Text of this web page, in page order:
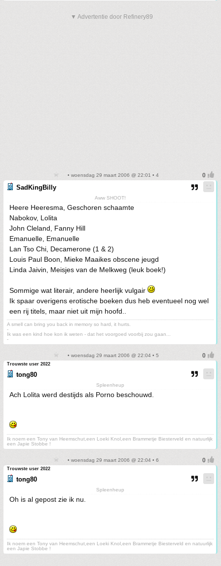
▼ Advertentie door Refinery89
• woensdag 29 maart 2006 @ 22:01 • 4
SadKingBilly
Aww SHOOT!
Heere Heeresma, Geschoren schaamte
Nabokov, Lolita
John Cleland, Fanny Hill
Emanuelle, Emanuelle
Lan Tso Chi, Decamerone (1 & 2)
Louis Paul Boon, Mieke Maaikes obscene jeugd
Linda Jaivin, Meisjes van de Melkweg (leuk boek!)
Sommige wat literair, andere heerlijk vulgair
Ik spaar overigens erotische boeken dus heb eventueel nog wel
een rij titels, maar niet uit mijn hoofd..
A smell can bring you back in memory so hard, it hurts.
-
Ik was een kind hoe kon ik weten - dat het voorgoed voorbij zou gaan...
-
• woensdag 29 maart 2006 @ 22:04 • 5
Trouwste user 2022
tong80
Spleenheup
Ach Lolita werd destijds als Porno beschouwd.
Ik noem een Tony van Heemschut,een Loeki Knol,een Brammetje Biesterveld en natuurlijk
een Japie Stobbe !
• woensdag 29 maart 2006 @ 22:04 • 6
Trouwste user 2022
tong80
Spleenheup
Oh is al gepost zie ik nu.
Ik noem een Tony van Heemschut,een Loeki Knol,een Brammetje Biesterveld en natuurlijk
een Japie Stobbe !